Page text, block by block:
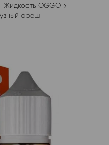
Жидкость OGGO
фреш